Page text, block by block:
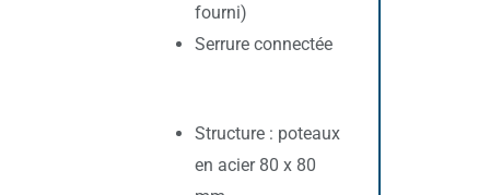
fourni)
Serrure connectée
Structure : poteaux
en acier 80 x 80